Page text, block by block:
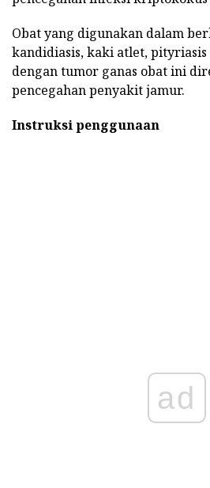
Obat yang digunakan dalam
kandidiasis, kaki atlet, pityriasis
dengan tumor ganas obat ini
pencegahan penyakit jamur.
Instruksi penggunaan
ad